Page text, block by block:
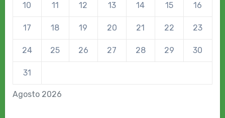
Agosto 2026
10 11 12 13 14 15 16
17 18 19 20 21 22 23
24 25 26 27 28 29 30
31